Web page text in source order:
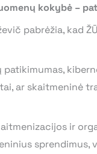
kokybė –
pabrėžia, kad
ar skaitmeninė
ir